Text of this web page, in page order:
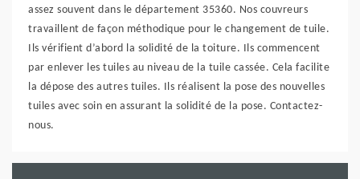
assez souvent dans le département 35360. Nos couvreurs
travaillent de façon méthodique pour le changement de tuile.
Ils vérifient d’abord la solidité de la toiture. Ils commencent
par enlever les tuiles au niveau de la tuile cassée. Cela facilite
la dépose des autres tuiles. Ils réalisent la pose des nouvelles
tuiles avec soin en assurant la solidité de la pose. Contactez-
nous.